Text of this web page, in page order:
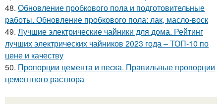
48. Обновление пробкового пола и подготовительные
работы. Обновление пробкового пола: лак, масло-воск
49. Лучшие электрические чайники для дома. Рейтинг
лучших электрических чайников 2023 года – ТОП-10 по
цене и качеству
50. Пропорции цемента и песка. Правильные пропорции
цементного раствора